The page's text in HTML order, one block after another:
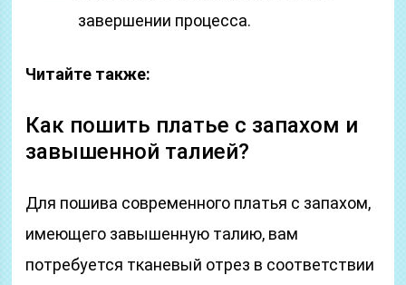
завершении процесса.
Читайте также:
Как пошить платье с запахом и
завышенной талией?
Для пошива современного платья с запахом,
имеющего завышенную талию, вам
потребуется тканевый отрез в соответствии